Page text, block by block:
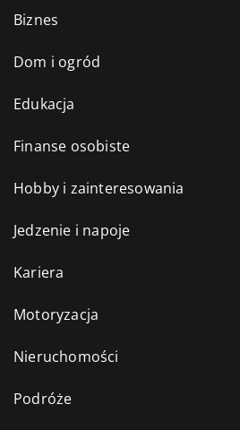
Biznes
Dom i ogród
Edukacja
Finanse osobiste
Hobby i zainteresowania
Jedzenie i napoje
Kariera
Motoryzacja
Nieruchomości
Podróże